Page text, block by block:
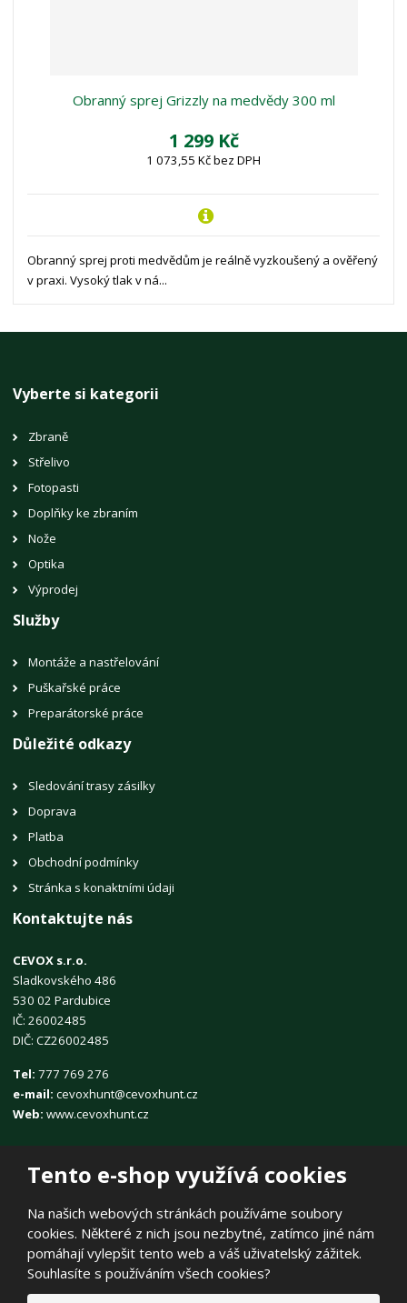
Tento e-shop využívá cookies
Na našich webových stránkách používáme soubory
cookies. Některé z nich jsou nezbytné, zatímco jiné nám
pomáhají vylepšit tento web a váš uživatelský zážitek.
Souhlasíte s používáním všech cookies?
Obranný sprej Grizzly na medvědy 300 ml
1 299 Kč
1 073,55 Kč bez DPH
Obranný sprej proti medvědům je reálně vyzkoušený a ověřený
v praxi. Vysoký tlak v ná...
Vyberte si kategorii
Zbraně
Střelivo
Fotopasti
Doplňky ke zbraním
Nože
Optika
Výprodej
Služby
Montáže a nastřelování
Puškařské práce
Preparátorské práce
Důležité odkazy
Sledování trasy zásilky
Doprava
Platba
Obchodní podmínky
Stránka s konaktními údaji
Kontaktujte nás
CEVOX s.r.o.
Sladkovského 486
530 02 Pardubice
IČ: 26002485
DIČ: CZ26002485
Tel:777 769 276
e-mail: cevoxhunt@cevoxhunt.cz
Web: www.cevoxhunt.cz
© 2026, CEVOX s.r.o.
Prohlášení o přístupnosti|Ochrana osobních údajů| Mapa stránek